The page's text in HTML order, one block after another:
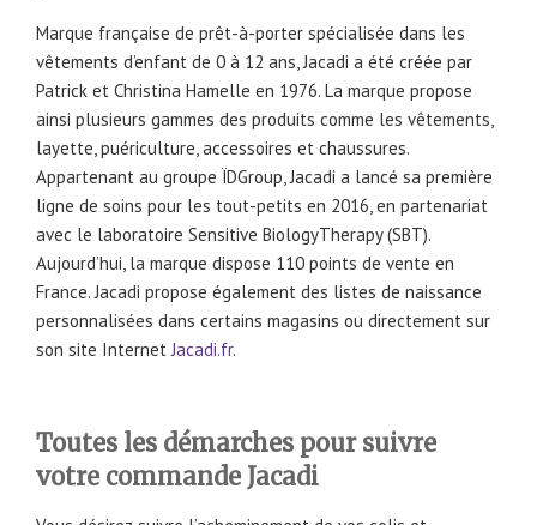
Marque française de prêt-à-porter spécialisée dans les
vêtements d’enfant de 0 à 12 ans, Jacadi a été créée par
Patrick et Christina Hamelle en 1976. La marque propose
ainsi plusieurs gammes des produits comme les vêtements,
layette, puériculture, accessoires et chaussures.
Appartenant au groupe ÏDGroup, Jacadi a lancé sa première
ligne de soins pour les tout-petits en 2016, en partenariat
avec le laboratoire Sensitive BiologyTherapy (SBT).
Aujourd’hui, la marque dispose 110 points de vente en
France. Jacadi propose également des listes de naissance
personnalisées dans certains magasins ou directement sur
son site Internet Jacadi.fr.
Toutes les démarches pour suivre
votre commande Jacadi